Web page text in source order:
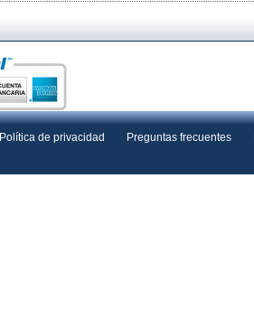
Política de privacidad Preguntas frecuentes